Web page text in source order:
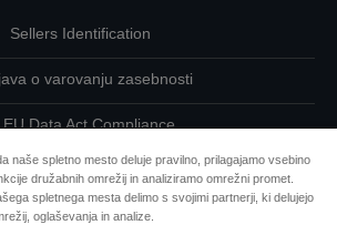
Sellers Identification
o varovanju zasebnosti
EU Data Act Compliance
nas glede svojih podatkov
Informacije o piškotkih
naše spletno mesto deluje pravilno, prilagajamo vsebino
družabnih omrežij in analiziramo omrežni promet.
spletnega mesta delimo s svojimi partnerji, ki delujejo
oglaševanja in analize.